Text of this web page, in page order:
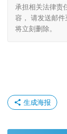
承担相关法律责
容， 请发送邮
将立刻删除。
生成海报